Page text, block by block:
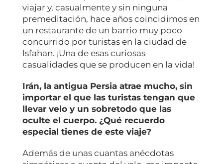
viajar y, casualmente y sin ninguna
premeditación, hace años coincidimos en
un restaurante de un barrio muy poco
concurrido por turistas en la ciudad de
Isfahan. ¡Una de esas curiosas
casualidades que se producen en la vida!
Irán, la antigua Persia atrae mucho, sin
importar el que las turistas tengan que
llevar velo y un sobretodo que las
oculte el cuerpo. ¿Qué recuerdo
especial tienes de este viaje?
Además de unas cuantas anécdotas